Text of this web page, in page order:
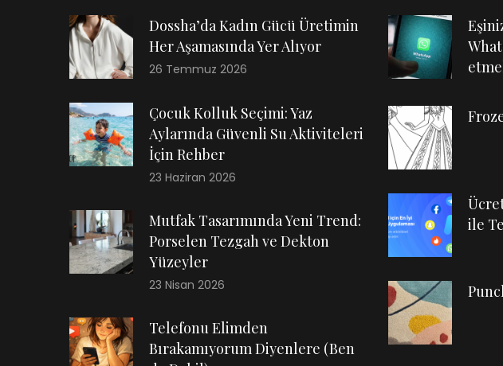
Dossha’da Kadın Gücü Üretimin
Her Aşamasında Yer Alıyor
26 Temmuz 2026
Çocuk Kolluk Seçimi: Yaz
Aylarında Güvenli Su Aktiviteleri
İçin Rehber
23 Haziran 2026
Mutfak Tasarımında Yeni Trend:
Porselen Tezgah ve Dekton
Yüzeyler
23 Nisan 2026
Telefonu Elimden
Bırakamıyorum Diyenlere (Ben
ile